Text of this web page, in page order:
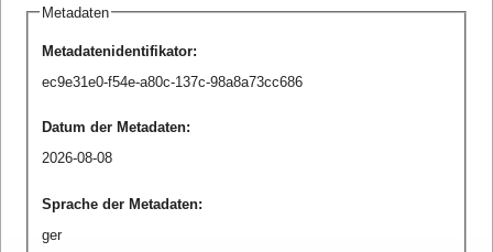
Metadaten
Metadatenidentifikator:
ec9e31e0-f54e-a80c-137c-98a8a73cc686
Datum der Metadaten:
2026-08-08
Sprache der Metadaten:
ger